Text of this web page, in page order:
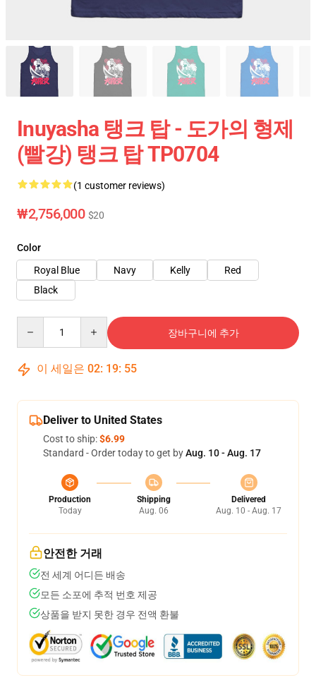
Inuyasha 탱크 탑 - 도가의 형제
(빨강) 탱크 탑 TP0704
(1 customer reviews)
₩2,756,000 $20
Color
Royal Blue
Navy Kelly
Red
Black
장바구니에 추가
이 세일은 02: 19: 55
Deliver to United States
Cost to ship:$6.99
Standard - Order today to get byAug. 10 - Aug. 17
Production
Today
Shipping
Aug. 06
Delivered
Aug. 10 - Aug. 17
안전한 거래
전 세계 어디든 배송
모든 소포에 추적 번호 제공
상품을 받지 못한 경우 전액 환불